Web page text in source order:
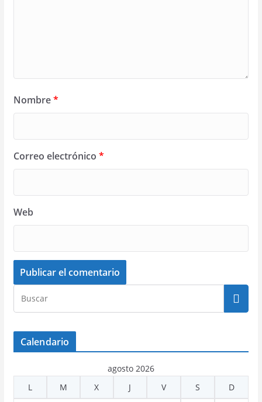
Nombre*
Correo electrónico *
Web
Calendario
agosto 2026
L
M X J V S D